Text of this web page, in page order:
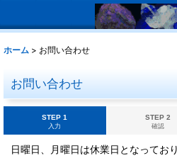
ホーム > お問い合わせ
お問い合わせ
STEP 1
入力
STEP 2
確認
日曜日、月曜日は休業日となってお